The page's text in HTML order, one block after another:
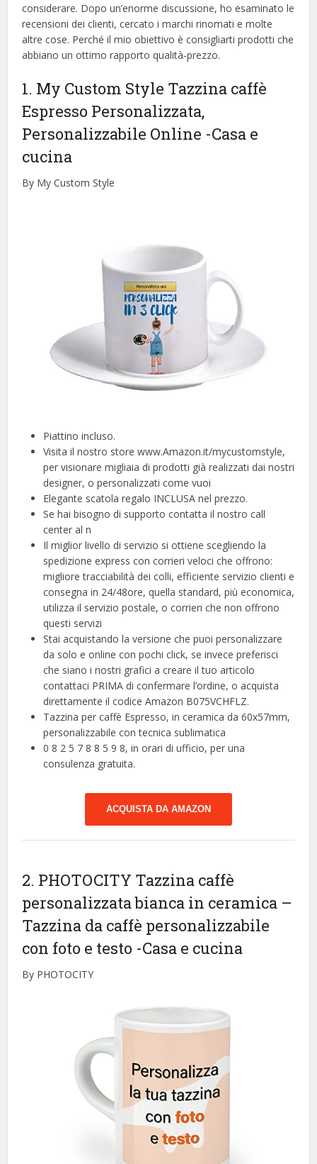
considerare. Dopo un’enorme discussione, ho esaminato le
recensioni dei clienti, cercato i marchi rinomati e molte
altre cose. Perché il mio obiettivo è consigliarti prodotti che
abbiano un ottimo rapporto qualità-prezzo.
1. My Custom Style Tazzina caffè
Espresso Personalizzata,
Personalizzabile Online -Casa e
cucina
By My Custom Style
Piattino incluso.
Visita il nostro store www.Amazon.it/mycustomstyle,
per visionare migliaia di prodotti già realizzati dai nostri
designer, o personalizzati come vuoi
Elegante scatola regalo INCLUSA nel prezzo.
Se hai bisogno di supporto contatta il nostro call
center al n
Il miglior livello di servizio si ottiene scegliendo la
spedizione express con corrieri veloci che offrono:
migliore tracciabilità dei colli, efficiente servizio clienti e
consegna in 24/48ore, quella standard, più economica,
utilizza il servizio postale, o corrieri che non offrono
questi servizi
Stai acquistando la versione che puoi personalizzare
da solo e online con pochi click, se invece preferisci
che siano i nostri grafici a creare il tuo articolo
contattaci PRIMA di confermare l’ordine, o acquista
direttamente il codice Amazon B075VCHFLZ.
Tazzina per caffè Espresso, in ceramica da 60x57mm,
personalizzabile con tecnica sublimatica
0 8 2 5 7 8 8 5 9 8, in orari di ufficio, per una
consulenza gratuita.
ACQUISTA DA AMAZON
2. PHOTOCITY Tazzina caffè
personalizzata bianca in ceramica –
Tazzina da caffè personalizzabile
con foto e testo -Casa e cucina
By PHOTOCITY